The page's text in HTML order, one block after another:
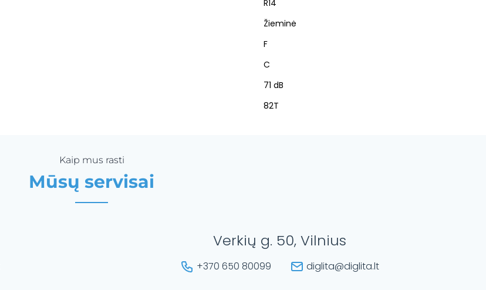
R14
Žieminė
F
C
71 dB
82T
Kaip mus rasti
Mūsų servisai
Verkių g. 50, Vilnius
+370 650 80099 diglita@diglita.lt